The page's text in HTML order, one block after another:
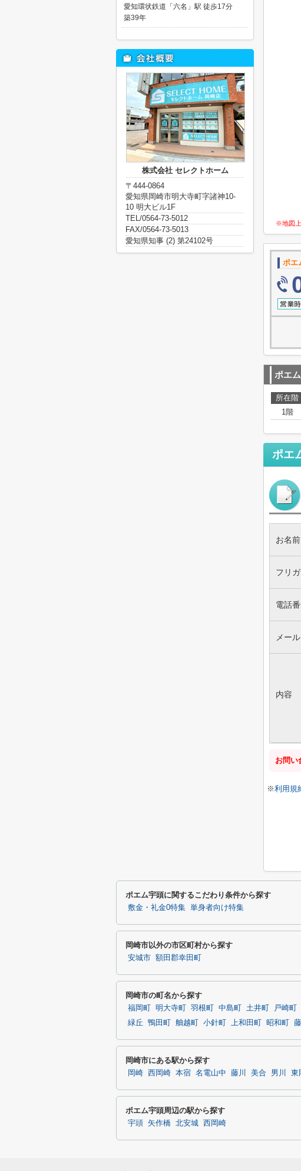
※地図上
ポエ
ポエ
所在階
1階
ポエ
お名前
フリ
電話
メー
内容
お問い
※利用規
愛知環状鉄道「六名」駅 徒歩17分
築39年
株式会社 セレクトホーム
〒444-0864
愛知県岡崎市明大寺町字諸神10-
10 明大ビル1F
TEL/0564-73-5012
FAX/0564-73-5013
愛知県知事 (2) 第24102号
ポエム宇頭に関するこだわり条件から探す
敷金・礼金0特集 単身者向け特集
岡崎市以外の市区町村から探す
安城市 額田郡幸田町
岡崎市の町名から探す
福岡町 明大寺町 羽根町 中島町 土井町 戸崎町
緑丘
鴨田町 舳越町 小針町 上和田町 昭和町
岡崎市にある駅から探す
岡崎 西岡崎 本宿 名電山中 藤川 美合 男川 東
ポエム宇頭周辺の駅から探す
宇頭 矢作橋 北安城 西岡崎